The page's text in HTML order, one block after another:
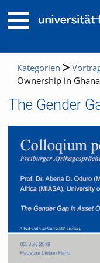
Kategorien
Ownership in Ghana